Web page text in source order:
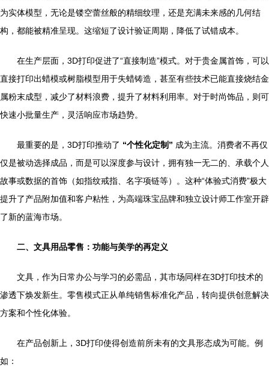
为实体模型，无论是镂空蕾丝般的精细纹理，还是充满未来感的几何结
构，都能被精准呈现。这缩短了设计验证周期，降低了试错成本。
在生产层面，3D打印促进了“直接制造”模式。对于贵金属首饰，可以
直接打印出蜡模或树脂模型用于失蜡铸造，甚至有些技术已能直接烧结金
属粉末成型，减少了材料浪费，提升了材料利用率。对于时尚饰品，则可
快速小批量生产，灵活响应市场趋势。
最重要的是，3D打印推动了 “个性化定制” 成为主流。消费者不再仅
仅是被动选择成品，而是可以深度参与设计，拥有独一无二的、承载个人
故事或数据的首饰（如指纹戒指、名字项链等）。这种“体验式消费”极大
提升了产品附加值和客户粘性，为高端珠宝品牌和独立设计师工作室开辟
了新的蓝海市场。
二、文具用品零售：功能与美学的再定义
文具，作为日常办公与学习的必需品，其市场同样在3D打印技术的
渗透下焕发新生。零售模式正从单纯销售标准化产品，转向提供创意解决
方案和个性化体验。
在产品创新上，3D打印使得创造前所未有的文具形态成为可能。例
如：